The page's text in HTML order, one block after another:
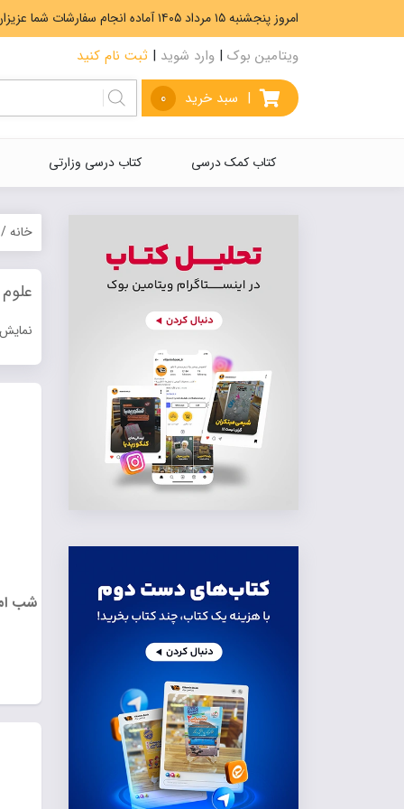
امروز پنجشنبه ۱۵ مرداد ۱۴۰۵ آماده انجام سفارشات شما عزیزان هستیم. ارسال رایگان سفارشات بیشتر از 5،000،000 تومان.
ویتامین بوک | وارد شوید | ثبت نام کنید
| سبد خرید 0
کتاب کمک درسی کتاب درسی وزارتی
خانه
علوم
نمایش 13
شب